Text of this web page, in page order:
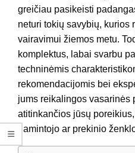
greičiau pasikeisti
neturi tokių savybių, kurios
vairavimui žiemos metu.
komplektus, labai svarbu
techninėmis
rekomendacijomis bei
jums reikalingos vasarinės
atitinkančios jūsų
gamintojo ar prekinio